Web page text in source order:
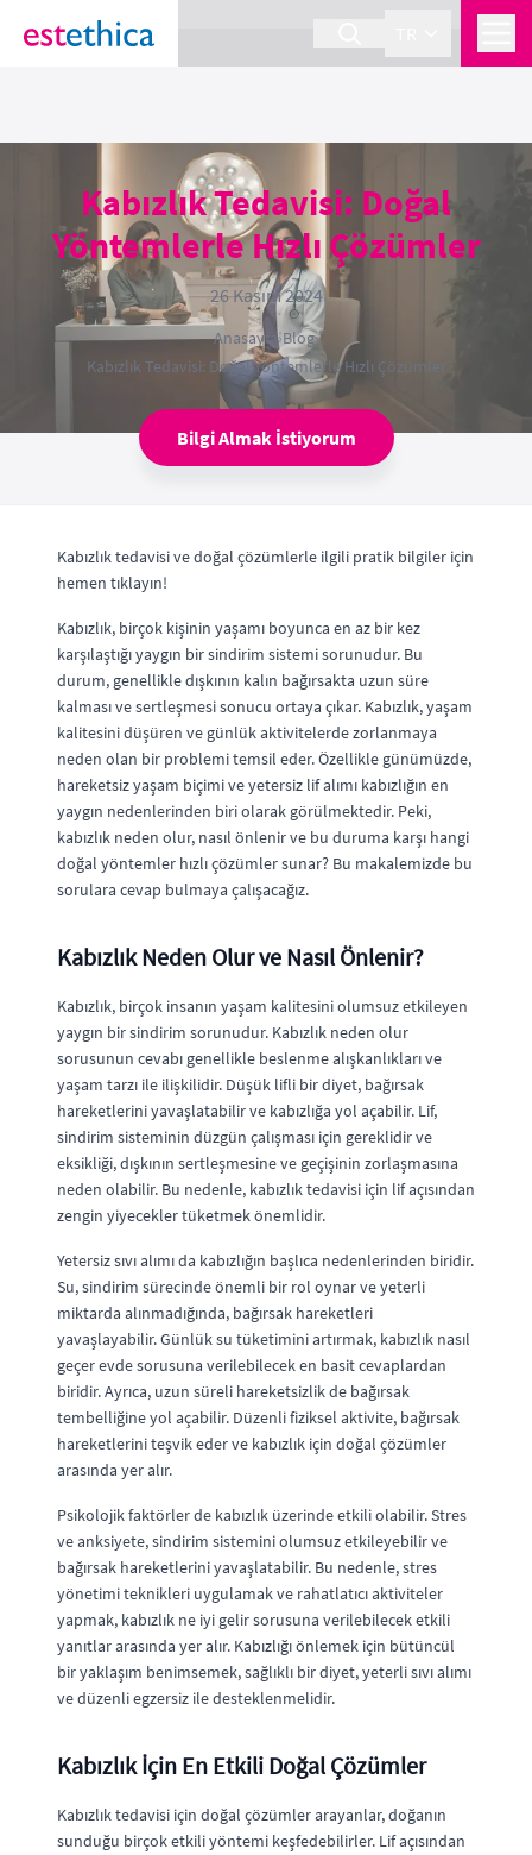
section Service {
Kabızlık Tedavisi: Doğal
Yöntemlerle Hızlı Çözümler
26 Kasım 2024
Anasayfa›Blog›
Kabızlık Tedavisi: Doğal Yöntemlerle Hızlı Çözümler
Bilgi Almak İstiyorum
Kabızlık tedavisi ve doğal çözümlerle ilgili pratik bilgiler için
hemen tıklayın!
Kabızlık, birçok kişinin yaşamı boyunca en az bir kez
karşılaştığı yaygın bir sindirim sistemi sorunudur. Bu
durum, genellikle dışkının kalın bağırsakta uzun süre
kalması ve sertleşmesi sonucu ortaya çıkar. Kabızlık, yaşam
kalitesini düşüren ve günlük aktivitelerde zorlanmaya
neden olan bir problemi temsil eder. Özellikle günümüzde,
hareketsiz yaşam biçimi ve yetersiz lif alımı kabızlığın en
yaygın nedenlerinden biri olarak görülmektedir. Peki,
kabızlık neden olur, nasıl önlenir ve bu duruma karşı hangi
doğal yöntemler hızlı çözümler sunar? Bu makalemizde bu
sorulara cevap bulmaya çalışacağız.
Kabızlık Neden Olur ve Nasıl Önlenir?
Kabızlık, birçok insanın yaşam kalitesini olumsuz etkileyen
yaygın bir sindirim sorunudur. Kabızlık neden olur
sorusunun cevabı genellikle beslenme alışkanlıkları ve
yaşam tarzı ile ilişkilidir. Düşük lifli bir diyet, bağırsak
hareketlerini yavaşlatabilir ve kabızlığa yol açabilir. Lif,
sindirim sisteminin düzgün çalışması için gereklidir ve
eksikliği, dışkının sertleşmesine ve geçişinin zorlaşmasına
neden olabilir. Bu nedenle, kabızlık tedavisi için lif açısından
zengin yiyecekler tüketmek önemlidir.
Yetersiz sıvı alımı da kabızlığın başlıca nedenlerinden biridir.
Su, sindirim sürecinde önemli bir rol oynar ve yeterli
miktarda alınmadığında, bağırsak hareketleri
yavaşlayabilir. Günlük su tüketimini artırmak, kabızlık nasıl
geçer evde sorusuna verilebilecek en basit cevaplardan
biridir. Ayrıca, uzun süreli hareketsizlik de bağırsak
tembelliğine yol açabilir. Düzenli fiziksel aktivite, bağırsak
hareketlerini teşvik eder ve kabızlık için doğal çözümler
arasında yer alır.
Psikolojik faktörler de kabızlık üzerinde etkili olabilir. Stres
ve anksiyete, sindirim sistemini olumsuz etkileyebilir ve
bağırsak hareketlerini yavaşlatabilir. Bu nedenle, stres
yönetimi teknikleri uygulamak ve rahatlatıcı aktiviteler
yapmak, kabızlık ne iyi gelir sorusuna verilebilecek etkili
yanıtlar arasında yer alır. Kabızlığı önlemek için bütüncül
bir yaklaşım benimsemek, sağlıklı bir diyet, yeterli sıvı alımı
ve düzenli egzersiz ile desteklenmelidir.
Kabızlık İçin En Etkili Doğal Çözümler
Kabızlık tedavisi için doğal çözümler arayanlar, doğanın
sunduğu birçok etkili yöntemi keşfedebilirler. Lif açısından